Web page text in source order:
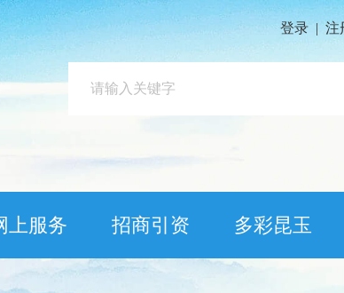
登录 | 注
上服务 招商引资 多彩昆玉